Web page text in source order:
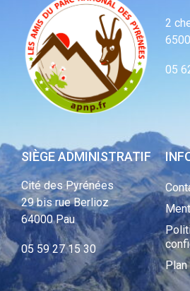
2
05
SIÈGE ADMINISTRATIF
Cité des Pyrénées
29 bis rue Berlioz
64000 Pau
05 59 27 15 30